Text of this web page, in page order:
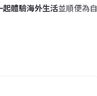
起體驗海外生活並順便為自